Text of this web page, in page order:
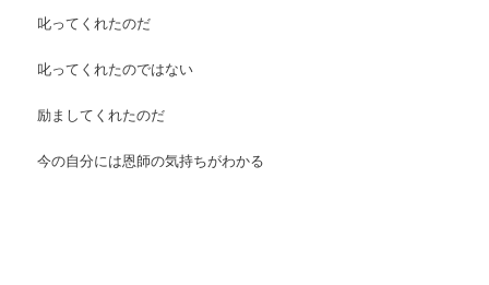
叱ってくれたのだ
叱ってくれたのではない
励ましてくれたのだ
今の自分には恩師の気持ちがわかる